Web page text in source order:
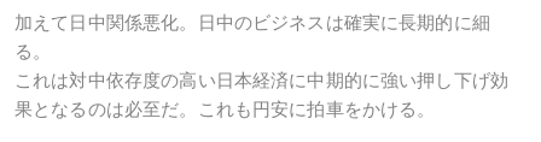
加えて日中関係悪化。日中のビジネスは確実に長期的に細
る。
これは対中依存度の高い日本経済に中期的に強い押し下げ効
果となるのは必至だ。これも円安に拍車をかける。